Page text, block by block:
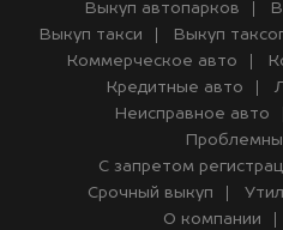
Выкуп автопарков
Выкуп такси
Выкуп
Коммерческое авто
Кредитные авто
Неисправное авто
С запретом
Срочный выкуп
О компании